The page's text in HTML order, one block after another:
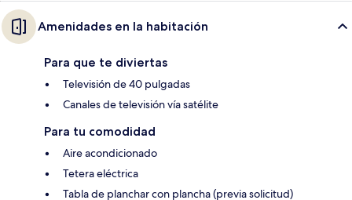
Amenidades en la habitación
Para que te diviertas
Televisión de 40 pulgadas
Canales de televisión vía satélite
Para tu comodidad
Aire acondicionado
Tetera eléctrica
Tabla de planchar con plancha (previa solicitud)